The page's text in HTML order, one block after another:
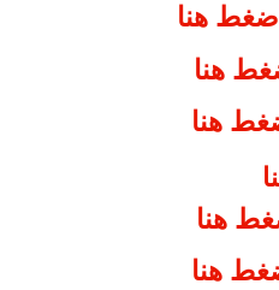
اضغط هنا
هنا
هنا
هنا
هنا